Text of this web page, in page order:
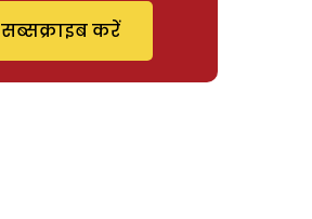
सब्सक्राइब करें